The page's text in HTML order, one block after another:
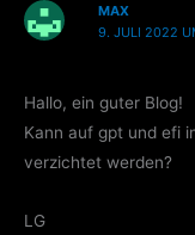
MAX
9. JULI 2022
Hallo, ein guter Blog!
Kann auf gpt und efi
verzichtet werden?
LG